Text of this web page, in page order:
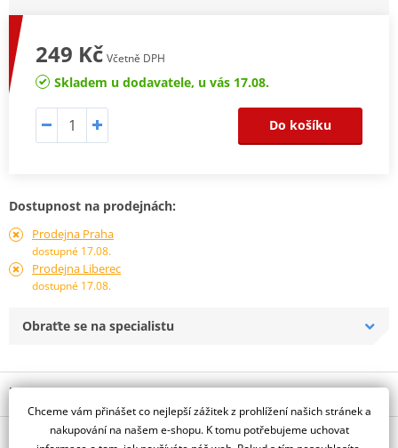
249 Kč Včetně DPH
Skladem u dodavatele, u vás 17.08.
Do košíku
Dostupnost na prodejnách:
Prodejna Praha
dostupné 17.08.
Prodejna Liberec
dostupné 17.08.
Obraťte se na specialistu
Popis a parametry
Jsme autorizovaný
dealer značky gms
O výrobci
Chceme vám přinášet co nejlepší zážitek z prohlížení našich stránek a
nakupování na našem e-shopu. K tomu potřebujeme uchovat